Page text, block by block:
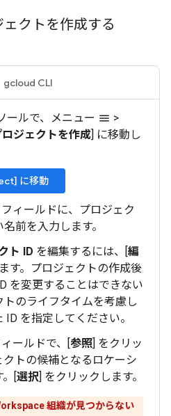
クトを作成する
gcloud CLI
ールで、メニュー menu >
ロジェクトを作成 ] に移動し
に移動
] フィールドに、プロジェク
前を入力します。
ト ID を編集するには、[ 編
す。プロジェクトの作成後
を変更することはできない
トのライフタイムを考慮し
ID を指定してください。
ィールドで、[ 参照 ] をクリッ
クトの候補となるロケーシ
[ 選択 ] をクリックします。
組織が見つからない